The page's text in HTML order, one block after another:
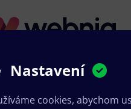
Nastavení
cookies, abychom